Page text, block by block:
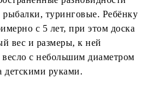
туринговые. Ребёнку
с 5 лет, при этом доска
вес и размеры, к ней
с небольшим диаметром
детскими руками.